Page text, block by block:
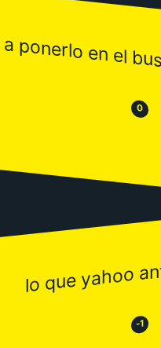
ponerlo en el
😒 0
lo que yahoo
😒 -1